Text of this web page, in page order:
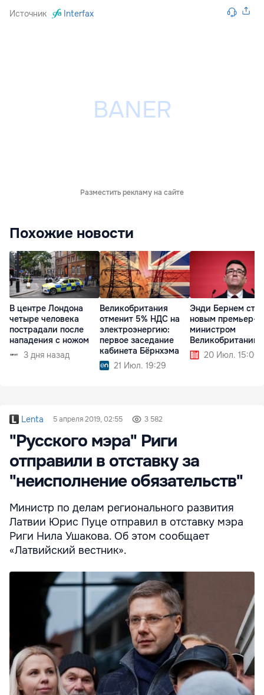
Источник Interfax
Разместить рекламу на сайте
Похожие новости
В центре Лондона
четыре человека
пострадали после
нападения с ножом
3 дня назад
Великобритания
отменит 5% НДС на
электроэнергию:
первое заседание
кабинета Бёрнхэма
21 Июл. 19:29
Энди Бернем стал
новым премьер-
министром
Великобритании
20 Июл. 15:00
Lenta 5 апреля 2019, 02:55 3 582
"Русского мэра" Риги
отправили в отставку за
"неисполнение обязательств"
Министр по делам регионального развития
Латвии Юрис Пуце отправил в отставку мэра
Риги Нила Ушакова. Об этом сообщает
«Латвийский вестник».